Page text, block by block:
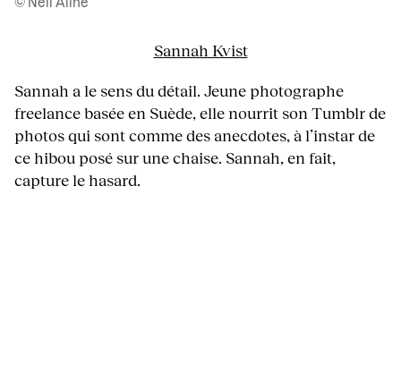
© Neil Aline
Sannah Kvist
Sannah a le sens du détail. Jeune photographe
freelance basée en Suède, elle nourrit son Tumblr de
photos qui sont comme des anecdotes, à l’instar de
ce hibou posé sur une chaise. Sannah, en fait,
capture le hasard.